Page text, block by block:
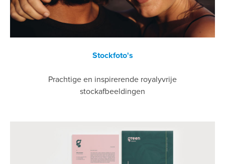
Stockfoto's
Prachtige en inspirerende royalyvrije
stockafbeeldingen